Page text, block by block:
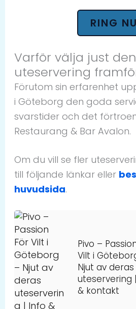
RING NU
Varför välja just
uteservering
Förutom sin erfarenhet
i Göteborg den goda
svarstider och det
Restaurang & Bar Avalon.
Om du vill se fler
till följande länkar eller
huvudsida.
Pivo –
Vilt i
Njut av deras
uteservering
& kontakt